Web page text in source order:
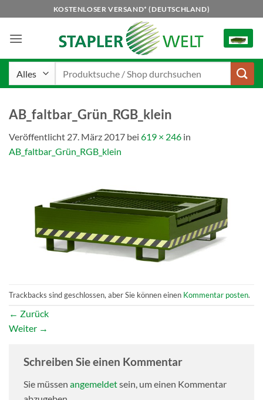
Inhalt
springen
KOSTENLOSER VERSAND* (DEUTSCHLAND)
AB_faltbar_Grün_RGB_klein
Veröffentlicht 27. März 2017 bei 619 × 246 in
AB_faltbar_Grün_RGB_klein
Trackbacks sind geschlossen, aber Sie können einen Kommentar posten.
← Zurück
Weiter →
Schreiben Sie einen Kommentar
Sie müssen angemeldetsein, um einen Kommentar